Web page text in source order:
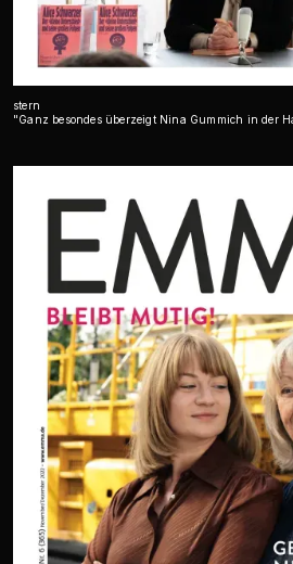
stern
"Ganz besondes überzeigt Nina Gummich in der